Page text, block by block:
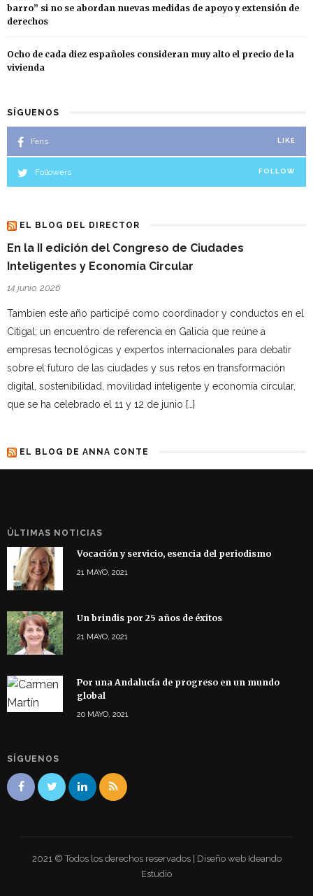
barro” si no se abordan nuevas medidas de apoyo y extensión de
derechos
Ocho de cada diez españoles consideran muy alto el precio de la
vivienda
SÍGUENOS
Fans LIKE
Followers FOLLOW
EL BLOG DEL DIRECTOR
En la II edición del Congreso de Ciudades
Inteligentes y Economía Circular
14 junio, 2026
Tambien este año participé como coordinador y conductos en el
Citigal; un encuentro de referencia en Galicia que reúne a
empresas tecnológicas y expertos internacionales para debatir
sobre el futuro de las ciudades y sus retos en transformación
digital, sostenibilidad, movilidad inteligente y economía circular,
que se ha celebrado el 11 y 12 de junio […]
EL BLOG DE ANNA CONTE
ÚLTIMAS NOTICIAS
Vocación y servicio, esencia del periodismo
21 MAYO, 2021
Un brindis por 25 años de éxitos
21 MAYO, 2021
Por una Andalucía de progreso en un mundo
global
20 MAYO, 2021
SÍGUENOS
2021 © Todos los derechos reservados | Diseño web Ideando
Estudio